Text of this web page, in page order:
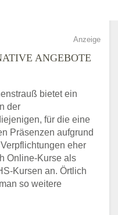
Anzeige
ANGEBOTE
bietet ein
der
für die eine
Präsenzen aufgrund
eher
Online-Kurse als
Kursen an. Örtlich
so weitere